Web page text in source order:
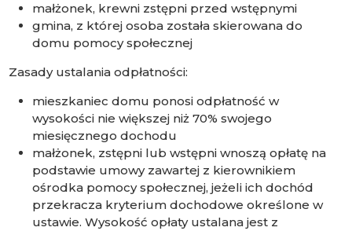
małżonek, krewni zstępni przed wstępnymi
gmina, z której osoba została skierowana do
domu pomocy społecznej
Zasady ustalania odpłatności:
mieszkaniec domu ponosi odpłatność w
wysokości nie większej niż 70% swojego
miesięcznego dochodu
małżonek, zstępni lub wstępni wnoszą opłatę na
podstawie umowy zawartej z kierownikiem
ośrodka pomocy społecznej, jeżeli ich dochód
przekracza kryterium dochodowe określone w
ustawie. Wysokość opłaty ustalana jest z